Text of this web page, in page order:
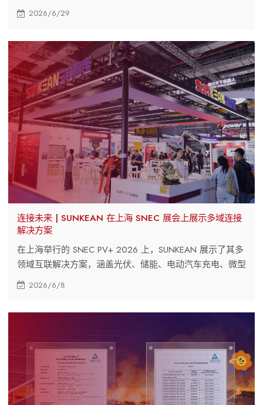
届展会上，SUNKEAN展示了其面向光伏、储能、电动汽车
充电和公用事业规模太阳能应用的全面互联解决方案，并与
业合作伙伴进行了交流。
2026/6/29
连接未来 | SUNKEAN 在上海 SNEC 展会上展示多域连接
解决方案
在上海举行的 SNEC PV+ 2026 上，SUNKEAN 展示了其多
领域互联解决方案，涵盖光伏、储能、电动汽车充电、微型
逆变器和 AI 高速连接。
2026/6/8